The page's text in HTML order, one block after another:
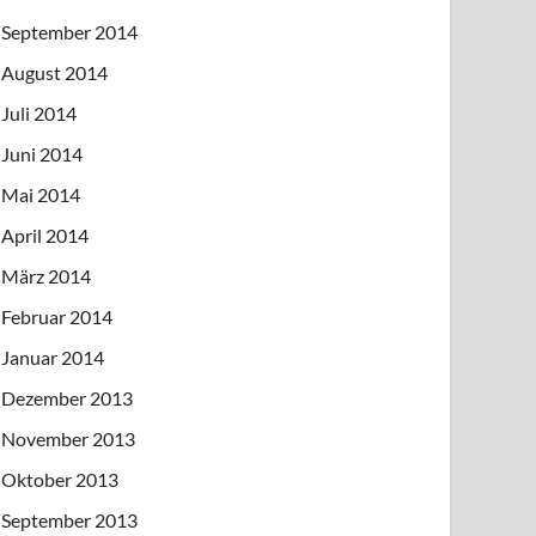
September 2014
August 2014
Juli 2014
Juni 2014
Mai 2014
April 2014
März 2014
Februar 2014
Januar 2014
Dezember 2013
November 2013
Oktober 2013
September 2013